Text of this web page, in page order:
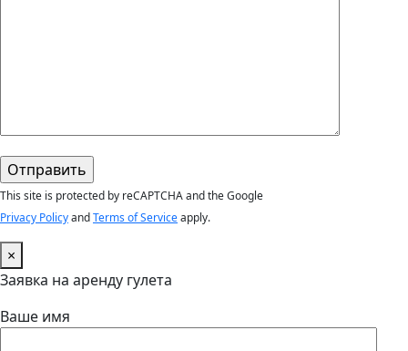
This site is protected by reCAPTCHA and the Google
Privacy PolicyandTerms of Serviceapply.
×
Заявка на аренду гулета
Ваше имя